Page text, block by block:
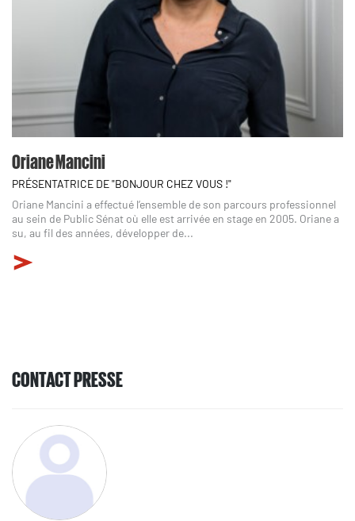
Oriane Mancini
PRÉSENTATRICE DE "BONJOUR CHEZ VOUS !"
Oriane Mancini a effectué l’ensemble de son parcours professionnel
au sein de Public Sénat où elle est arrivée en stage en 2005. Oriane a
su, au fil des années, développer de...
CONTACT PRESSE